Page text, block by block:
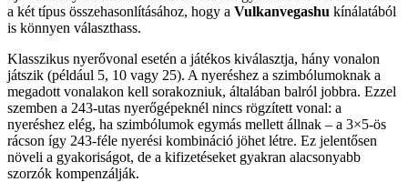
a két típus összehasonlításához, hogy a Vulkanvegashu kínálatából
is könnyen választhass.
Klasszikus nyerővonal esetén a játékos kiválasztja, hány vonalon
játszik (például 5, 10 vagy 25). A nyeréshez a szimbólumoknak a
megadott vonalakon kell sorakozniuk, általában balról jobbra. Ezzel
szemben a 243-utas nyerőgépeknél nincs rögzített vonal: a
nyeréshez elég, ha szimbólumok egymás mellett állnak – a 3×5-ös
rácson így 243-féle nyerési kombináció jöhet létre. Ez jelentősen
növeli a gyakoriságot, de a kifizetéseket gyakran alacsonyabb
szorzók kompenzálják.